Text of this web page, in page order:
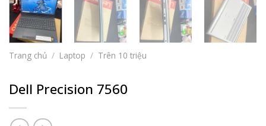
Trang chủ / Laptop / Trên 10 triệu
Dell Precision 7560